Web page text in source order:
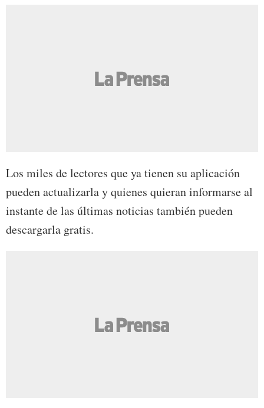
Los miles de lectores que ya tienen su aplicación
pueden actualizarla y quienes quieran informarse al
instante de las últimas noticias también pueden
descargarla gratis.